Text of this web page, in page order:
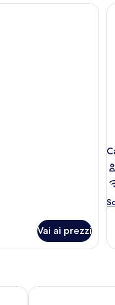
4
Vai ai prezzi
Hotel Emilia